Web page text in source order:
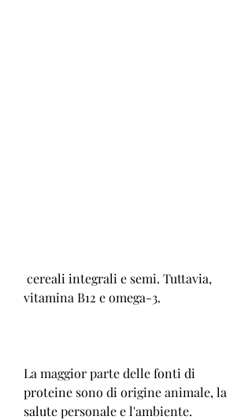
vitamina B12 e omega-3.
La maggior parte delle fonti di
proteine sono di origine animale, la
salute personale e l'ambiente.